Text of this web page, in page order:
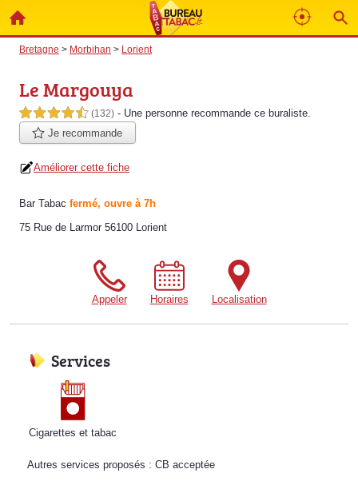
Bretagne > Morbihan > Lorient
Le Margouya
4,5 étoiles sur 5 (132) - Une personne recommande ce buraliste.
Je recommande
Améliorer cette fiche
Bar Tabac fermé, ouvre à 7h
75 Rue de Larmor 56100 Lorient
Appeler Horaires Localisation
Services
Cigarettes et tabac
Autres services proposés : CB acceptée